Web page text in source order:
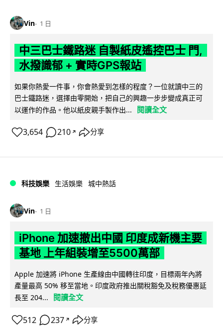
Vin 1 日
中三巴士鐵路迷 自製紙皮遙控巴士 門,
水撥識郁 + 實時GPS報站
如果你熱愛一件事，你會熱愛到怎樣的程度？一位就讀中三的
巴士鐵路迷，選擇由零開始，把自己的興趣一步步變成真正可
以運作的作品。他以紙皮親手製作出...
閱讀全文
3,654 210 ↗ 分享
科技娛樂 生活娛樂 城中熱話
Vin 1 日
iPhone 加速撤出中國 印度成新機主要
基地 上年組裝增至5500萬部
Apple 加速將 iPhone 生產線由中國轉往印度，目標兩年內將
產量最高 50% 移至當地。印度政府推出關稅豁免及稅務優惠延
長至 204...
閱讀全文
512 237 ↗ 分享